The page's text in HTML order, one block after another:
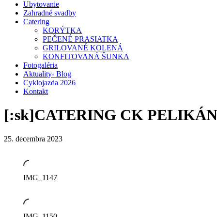
Ubytovanie
Zahradné svadby
Catering
KORÝTKA
PEČENÉ PRASIATKA
GRILOVANÉ KOLENÁ
KONFITOVANÁ ŠUNKA
Fotogaléria
Aktuality- Blog
Cyklojazda 2026
Kontakt
[:sk]CATERING CK
25. decembra 2023
IMG_1147